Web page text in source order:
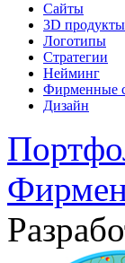
Сайты
3D продукты
Логотипы
Стратегии
Нейминг
Фирменные
Дизайн